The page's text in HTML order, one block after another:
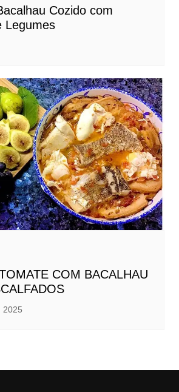
Cozido com
Legumes
COM BACALHAU
2025